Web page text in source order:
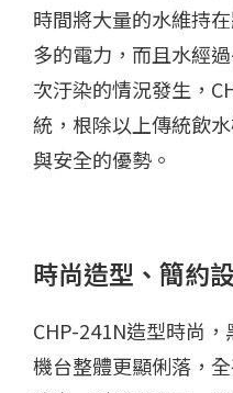
時間將大量的水維持
多的電力，而且水經
次汙染的情況發生，
統，根除以上傳統飲
與安全的優勢。
時尚造型、簡約
CHP-241N造型時尚
機台整體更顯俐落，